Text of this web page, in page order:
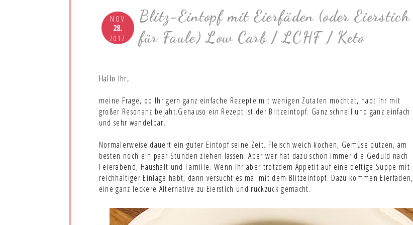
NOV
28.
2017
Blitz-Eintopf mit Eierfäden (oder Eierstich
für Faule) Low Carb / LCHF / Keto
Hallo Ihr,
meine Frage, ob Ihr gern ganz einfache Rezepte mit wenigen Zutaten möchtet, habt Ihr mit
großer Resonanz bejaht.Genauso ein Rezept ist der Blitzeintopf. Ganz schnell und ganz einfach
und sehr wandelbar.
Normalerweise dauert ein guter Eintopf seine Zeit. Fleisch weich kochen, Gemüse putzen, am
besten noch ein paar Stunden ziehen lassen. Aber wer hat dazu schon immer die Geduld nach
Feierabend, Haushalt und Familie. Wenn Ihr aber trotzdem Appetit auf eine deftige Suppe mit
reichhaltiger Einlage habt, dann versucht es mal mit dem Blitzeintopf. Dazu kommen Eierfäden,
eine ganz leckere Alternative zu Eierstich und ruckzuck gemacht.